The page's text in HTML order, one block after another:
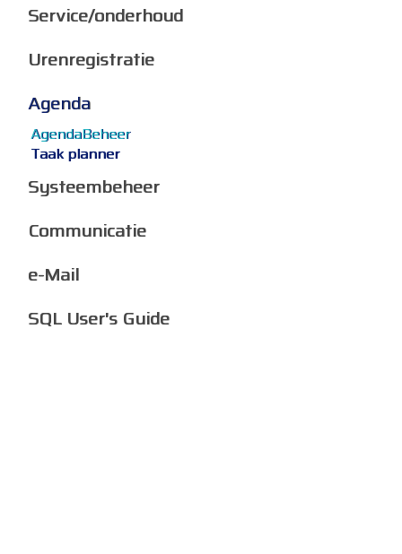
Service/onderhoud
Urenregistratie
Agenda
AgendaBeheer
Taak planner
Systeembeheer
Communicatie
e-Mail
SQL User's Guide